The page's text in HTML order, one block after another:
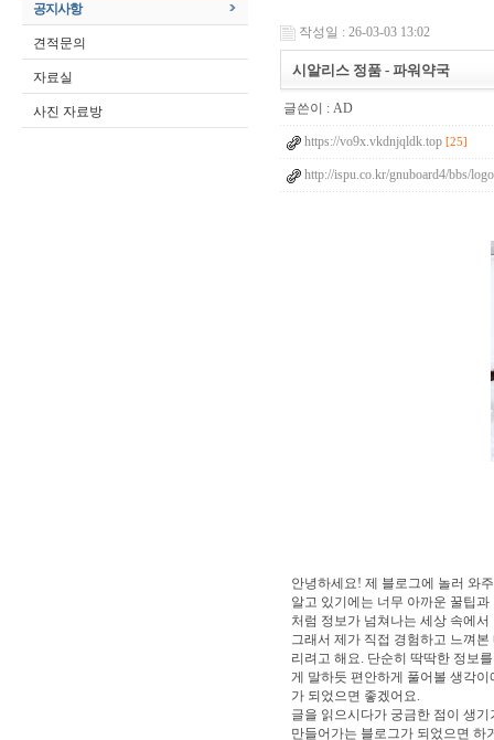
공지사항
견적문의
자료실
사진 자료방
작성일 : 26-03-03 13:02
시알리스 정품 - 파워약국
글쓴이 : AD
https://vo9x.vkdnjqldk.top [25]
http://ispu.co.kr/gnuboard4/bbs/
안녕하세요! 제 블로그에 놀러 와
알고 있기에는 너무 아까운 꿀팁
처럼 정보가 넘쳐나는 세상 속에
그래서 제가 직접 경험하고 느껴
리려고 해요. 단순히 딱딱한 정보
게 말하듯 편안하게 풀어볼 생각
가 되었으면 좋겠어요.
글을 읽으시다가 궁금한 점이 생
만들어가는 블로그가 되었으면